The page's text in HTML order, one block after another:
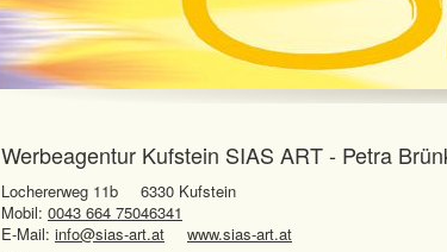
Werbeagentur Kufstein SIAS ART - Petra
Lochererweg 11b
6330 Kufstein
Mobil: 0043 664 75046341
E-Mail: info@sias-art.at
www.sias-art.at